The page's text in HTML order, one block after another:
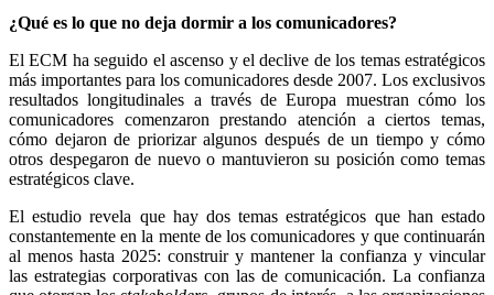
¿Qué es lo que no deja dormir a los comunicadores?
El ECM ha seguido el ascenso y el declive de los temas estratégicos
más importantes para los comunicadores desde 2007. Los exclusivos
resultados longitudinales a través de Europa muestran cómo los
comunicadores comenzaron prestando atención a ciertos temas,
cómo dejaron de priorizar algunos después de un tiempo y cómo
otros despegaron de nuevo o mantuvieron su posición como temas
estratégicos clave.
El estudio revela que hay dos temas estratégicos que han estado
constantemente en la mente de los comunicadores y que continuarán
al menos hasta 2025: construir y mantener la confianza y vincular
las estrategias corporativas con las de comunicación. La confianza